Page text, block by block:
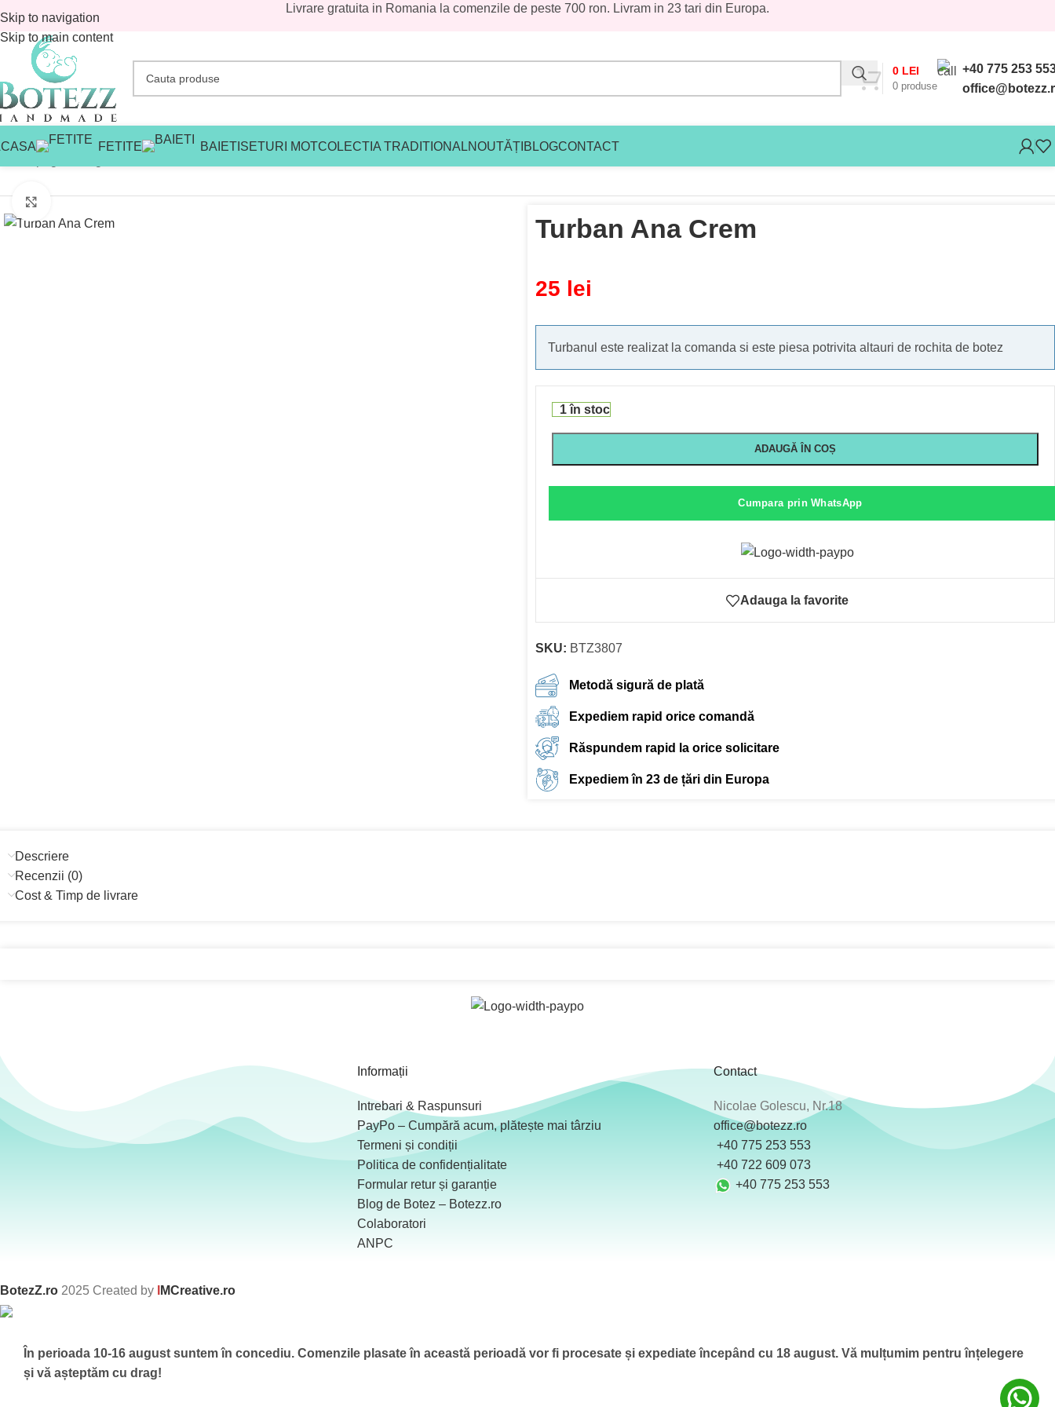
Skip to navigation
Skip to main content
Livrare gratuita in Romania la comenzile de peste 700 ron. Livram in 23 tari din Europa.
0 produse
0 LEI
+40 775 253
FETITE BAIETI SETURI MOTCOLECTIA TRADITIONALNOUTĂȚI BLOGCONTACT
Turban Ana Crem
25 lei
Turbanul este realizat la comanda si este piesa potrivita altauri de rochita de botez
1 în stoc
ADAUGĂ ÎN COȘ
Cumpara prin WhatsApp
Adauga la favorite
SKU: BTZ3807
Metodă sigură de plată
Expediem rapid orice comandă
Răspundem rapid la orice solicitare
Expediem în 23 de țări din Europa
Descriere
Recenzii (0)
Cost & Timp de livrare
Informații
Intrebari & Raspunsuri
PayPo – Cumpără acum, plătește mai târziu
Termeni și condiții
Politica de confidențialitate
Formular retur și garanție
Blog de Botez – Botezz.ro
Colaboratori
ANPC
Contact
Nicolae Golescu, Nr.18
office@botezz.ro
+40 775 253 553
‪ +40 722 609 073
+40 775 253 553
BotezZ.ro 2025 Created by MCreative.ro
În perioada 10-16 august suntem în concediu. Comenzile plasate în această perioadă vor fi procesate și expediate începând cu 18 august. Vă mulțumim pentru înțelegere
și vă așteptăm cu drag!